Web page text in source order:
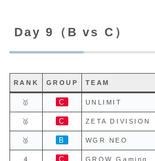
Day 9（B vs C）
RANK GROUP TEAM
🥇 C UNLIMIT
🥈 C ZETA DIVISION
🥉 B WGR NEO
4 C GROW Gaming